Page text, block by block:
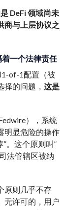
DeFi 领域尚未
商与上层协议之
着一个法律责任
1-of-1配置（被
的问题， 这是
），系统
明显危险的操作
。这个原则叫”
法管辖区被纳
原则几乎不存
无许可的，用户